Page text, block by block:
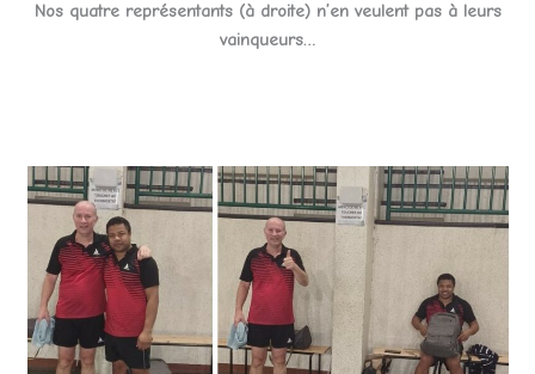
Nos quatre représentants (à droite) n’en veulent pas à leurs
vainqueurs…